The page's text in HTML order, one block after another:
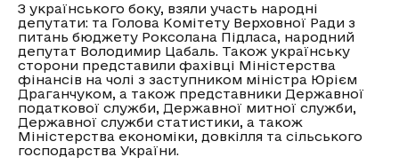
З українського боку, взяли участь народні
депутати: та Голова Комітету Верховної Ради з
питань бюджету Роксолана Підласа, народний
депутат Володимир Цабаль. Також українську
сторони представили фахівці Міністерства
фінансів на чолі з заступником міністра Юрієм
Драганчуком, а також представники Державної
податкової служби, Державної митної служби,
Державної служби статистики, а також
Міністерства економіки, довкілля та сільського
господарства України.